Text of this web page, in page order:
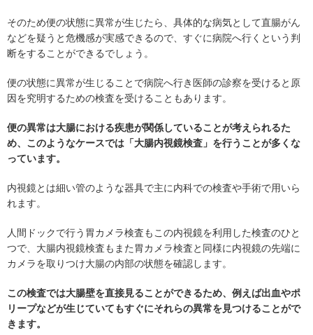
そのため便の状態に異常が生じたら、具体的な病気として直腸がん
などを疑うと危機感が実感できるので、すぐに病院へ行くという判
断をすることができるでしょう。
便の状態に異常が生じることで病院へ行き医師の診察を受けると原
因を究明するための検査を受けることもあります。
便の異常は大腸における疾患が関係していることが考えられるた
め、このようなケースでは「大腸内視鏡検査」を行うことが多くな
っています。
内視鏡とは細い管のような器具で主に内科での検査や手術で用いら
れます。
人間ドックで行う胃カメラ検査もこの内視鏡を利用した検査のひと
つで、大腸内視鏡検査もまた胃カメラ検査と同様に内視鏡の先端に
カメラを取りつけ大腸の内部の状態を確認します。
この検査では大腸壁を直接見ることができるため、例えば出血やポ
リープなどが生じていてもすぐにそれらの異常を見つけることがで
きます。